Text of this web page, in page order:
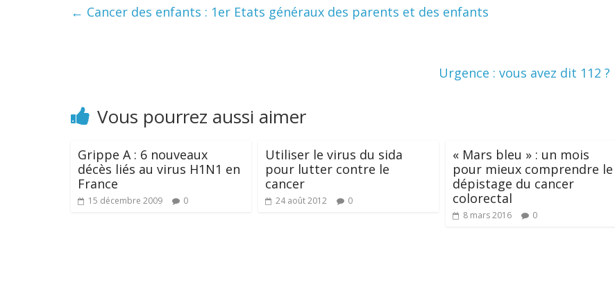
← Cancer des enfants : 1er Etats généraux des parents et des enfants
Urgence : vous avez dit 112 ?
Vous pourrez aussi aimer
Grippe A : 6 nouveaux
décès liés au virus H1N1 en
France
15 décembre 2009 0
Utiliser le virus du sida
pour lutter contre le
cancer
24 août 2012 0
« Mars bleu » : un mois
pour mieux comprendre le
dépistage du cancer
colorectal
8 mars 2016 0